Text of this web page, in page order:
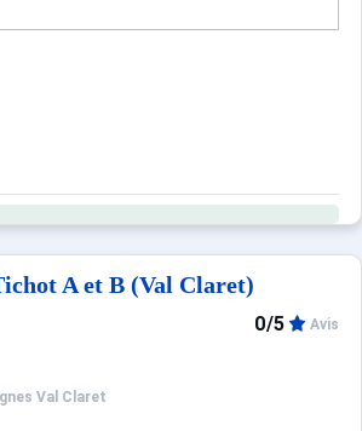
A et B (Val Claret)
Val Claret
0/5 Avis